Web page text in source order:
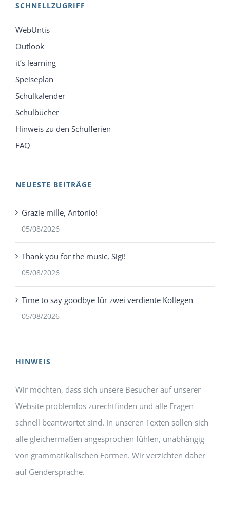
SCHNELLZUGRIFF
WebUntis
Outlook
it’s learning
Speiseplan
Schulkalender
Schulbücher
Hinweis zu den Schulferien
FAQ
NEUESTE BEITRÄGE
Grazie mille, Antonio!
05/08/2026
Thank you for the music, Sigi!
05/08/2026
Time to say goodbye für zwei verdiente Kollegen
05/08/2026
HINWEIS
Wir möchten, dass sich unsere Besucher auf unserer
Website problemlos zurechtfinden und alle Fragen
schnell beantwortet sind. In unseren Texten sollen sich
alle gleichermaßen angesprochen fühlen, unabhängig
von grammatikalischen Formen. Wir verzichten daher
auf Gendersprache.